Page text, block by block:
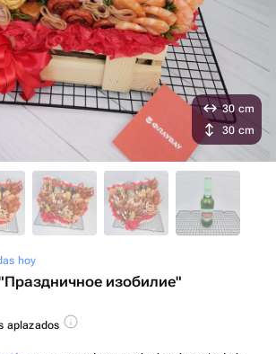
hoy
изобилие"
aplazados
30 cm
30 cm